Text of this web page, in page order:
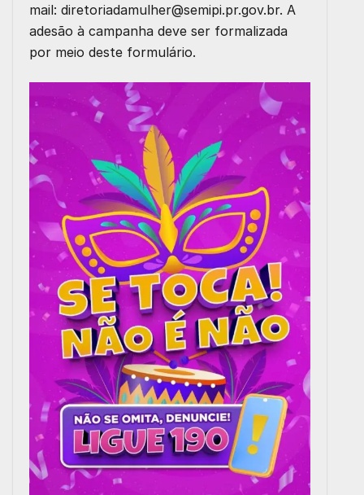
mail: diretoriadamulher@semipi.pr.gov.br. A
adesão à campanha deve ser formalizada
por meio deste formulário.